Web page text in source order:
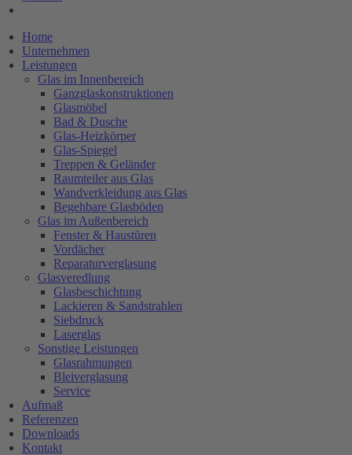
Home
Unternehmen
Leistungen
Glas im Innenbereich
Ganzglaskonstruktionen
Glasmöbel
Bad & Dusche
Glas-Heizkörper
Glas-Spiegel
Treppen & Geländer
Raumteiler aus Glas
Wandverkleidung aus Glas
Begehbare Glasböden
Glas im Außenbereich
Fenster & Haustüren
Vordächer
Reparaturverglasung
Glasveredlung
Glasbeschichtung
Lackieren & Sandstrahlen
Siebdruck
Laserglas
Sonstige Leistungen
Glasrahmungen
Bleiverglasung
Service
Aufmaß
Referenzen
Downloads
Kontakt